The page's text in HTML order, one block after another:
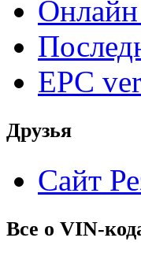
EPC
Друзья
Сайт
Все о VIN-